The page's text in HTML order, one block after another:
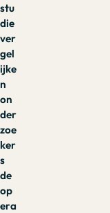
stu
die
ver
gel
ijke
n
on
der
zoe
ker
s
de
op
era